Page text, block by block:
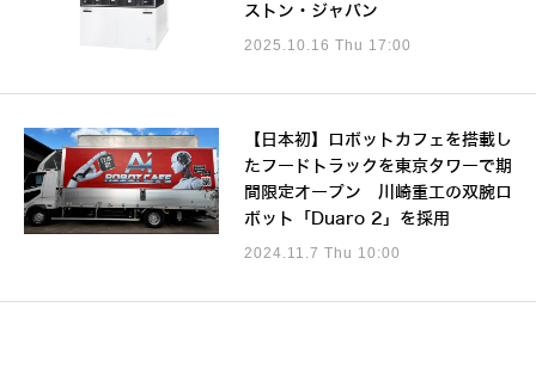
ストン・ジャパン
2025.10.16 Thu 17:00
【日本初】ロボットカフェを搭載し
たフードトラックを東京タワーで期
間限定オープン 川崎重工の双腕ロ
ボット「Duaro 2」を採用
2024.11.7 Thu 10:00